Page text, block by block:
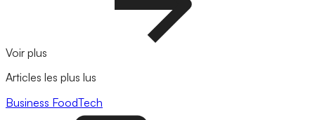
Voir plus
Articles les plus lus
Business FoodTech